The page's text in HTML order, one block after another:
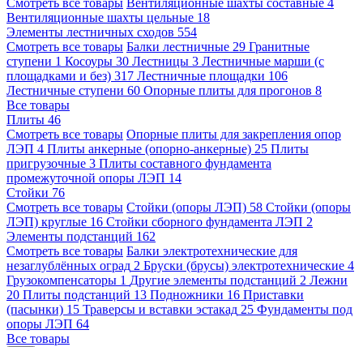
Смотреть все товары Вентиляционные шахты составные 4
Вентиляционные шахты цельные 18
Элементы лестничных сходов 554
Смотреть все товары Балки лестничные 29 Гранитные
ступени 1 Косоуры 30 Лестницы 3 Лестничные марши (с
площадками и без) 317 Лестничные площадки 106
Лестничные ступени 60 Опорные плиты для прогонов 8
Все товары
Плиты 46
Смотреть все товары Опорные плиты для закрепления опор
ЛЭП 4 Плиты анкерные (опорно-анкерные) 25 Плиты
пригрузочные 3 Плиты составного фундамента
промежуточной опоры ЛЭП 14
Стойки 76
Смотреть все товары Стойки (опоры ЛЭП) 58 Стойки (опоры
ЛЭП) круглые 16 Стойки сборного фундамента ЛЭП 2
Элементы подстанций 162
Смотреть все товары Балки электротехнические для
незаглублённых оград 2 Бруски (брусы) электротехнические 4
Грузокомпенсаторы 1 Другие элементы подстанций 2 Лежни
20 Плиты подстанций 13 Подножники 16 Приставки
(пасынки) 15 Траверсы и вставки эстакад 25 Фундаменты под
опоры ЛЭП 64
Все товары